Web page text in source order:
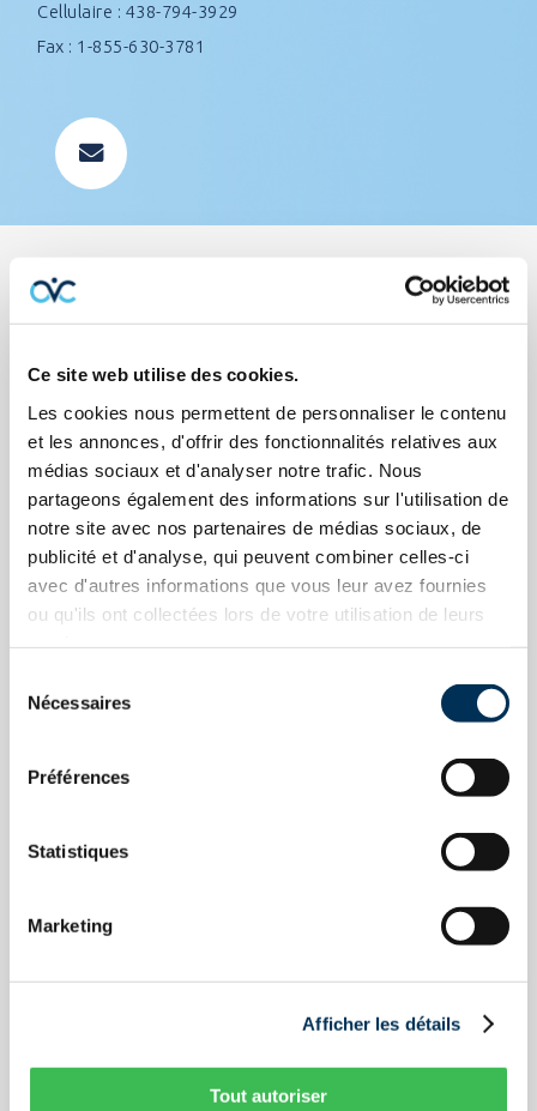
Ce site web utilise des cookies.
Les cookies nous permettent de personnaliser le contenu
et les annonces, d'offrir des fonctionnalités relatives aux
médias sociaux et d'analyser notre trafic. Nous
partageons également des informations sur l'utilisation de
notre site avec nos partenaires de médias sociaux, de
publicité et d'analyse, qui peuvent combiner celles-ci
avec d'autres informations que vous leur avez fournies
ou qu'ils ont collectées lors de votre utilisation de leurs
Nécessaires
Préférences
Statistiques
Marketing
Afficher les détails
Tout autoriser
Cellulaire : 438-794-3929
Fax : 1-855-630-3781
Avec une expérience en vente et en service client, elle
a tout pour bien vous conseiller afin de vous trouver
les meilleures protections au meilleur prix ! Son
horaire flexible et son contact direct par téléphone
sont très appréciés de notre clientèle. Ainsi, pendant
qu'elle s'occupe de votre dossier, vous pourrez vous
détendre et dormir sur vos deux oreilles!
Questions ?
Prénom
Nom